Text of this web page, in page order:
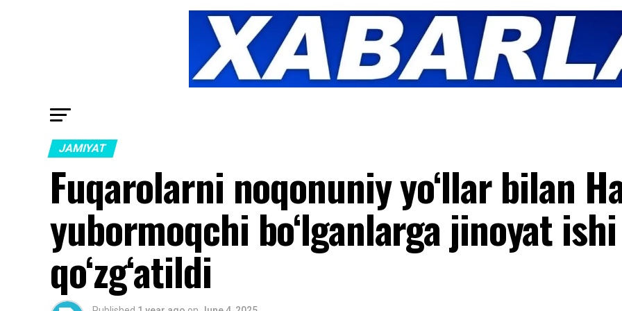
JAMIYAT
Fuqarolarni noqonuniy yo‘llar bilan
yubormoqchi bo‘lganlarga jinoyat ishi
qo‘zg‘atildi